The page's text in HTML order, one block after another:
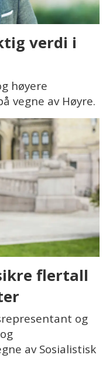
verdi i
høyere
vegne av Høyre.
flertall
og
av Sosialistisk